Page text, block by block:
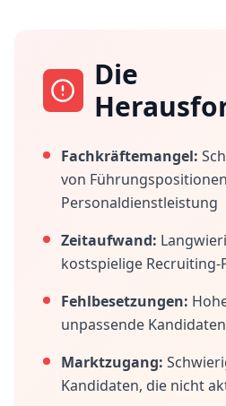
Die
Fachkräftemangel:
von
Personaldienstleistung
Zeitaufwand:
kostspielige Recruiting-
Fehlbesetzungen:
unpassende Kandidaten
Marktzugang:
Kandidaten, die nicht